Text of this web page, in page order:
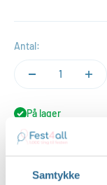
Samtykke
Antal:
På lager